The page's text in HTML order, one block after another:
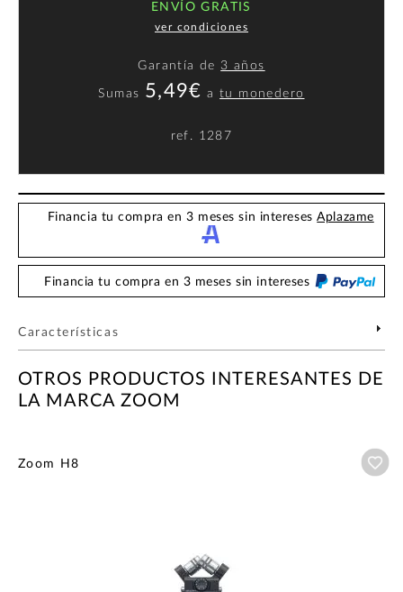
ENVÍO GRATIS
ver condiciones
Garantía de 3 años
Sumas 5,49€ atu monedero
ref. 1287
Financia tu compra en 3 meses sin interesesAplazame
Financia tu compra en 3 meses sin intereses
Características
OTROS PRODUCTOS INTERESANTES DE
LA MARCA ZOOM
Zoom H8